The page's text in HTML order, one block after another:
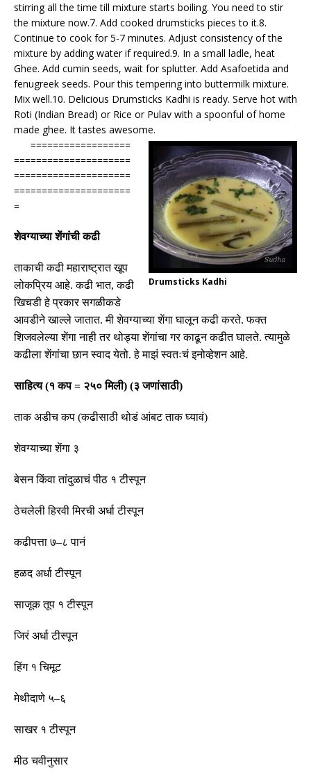
stirring all the time till mixture starts boiling. You need to stir
the mixture now.7. Add cooked drumsticks pieces to it.8.
Continue to cook for 5-7 minutes. Adjust consistency of the
mixture by adding water if required.9. In a small ladle, heat
Ghee. Add cumin seeds, wait for splutter. Add Asafoetida and
fenugreek seeds. Pour this tempering into buttermilk mixture.
Mix well.10. Delicious Drumsticks Kadhi is ready. Serve hot with
Roti (Indian Bread) or Rice or Pulav with a spoonful of home
made ghee. It tastes awesome.
Drumsticks Kadhi
==================
=====================
=====================
=====================
=
शेवग्याच्या शेंगांची कढी
ताकाची कढी महाराष्ट्रात खूप
लोकप्रिय आहे.कढी भात,कढी
खिचडी हे प्रकार सगळीकडे
आवडीने खाल्ले जातात.मी शेवग्याच्या शेंगा घालून कढी करते.फक्त
शिजवलेल्या शेंगा नाही तर थोड्या शेंगांचा गर काढून कढीत घालते.त्यामुळे
कढीला शेंगांचा छान स्वाद येतो.हे माझं स्वतःचं इनोव्हेशन आहे.
साहित्य(१ कप= २५० मिली) (३ जणांसाठी)
ताक अडीच कप (कढीसाठी थोडं आंबट ताक घ्यावं)
शेवग्याच्या शेंगा ३
बेसन किंवा तांदुळाचं पीठ १ टीस्पून
ठेचलेली हिरवी मिरची अर्धा टीस्पून
कढीपत्ता ७–८ पानं
हळद अर्धा टीस्पून
साजूक तूप १ टीस्पून
जिरं अर्धा टीस्पून
हिंग १ चिमूट
मेथीदाणे ५–६
साखर १ टीस्पून
मीठ चवीनुसार